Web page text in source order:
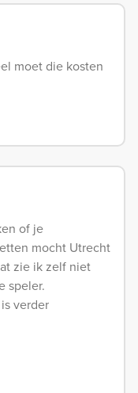
moet die kosten
of je
mocht Utrecht
zie ik zelf niet
speler.
verder